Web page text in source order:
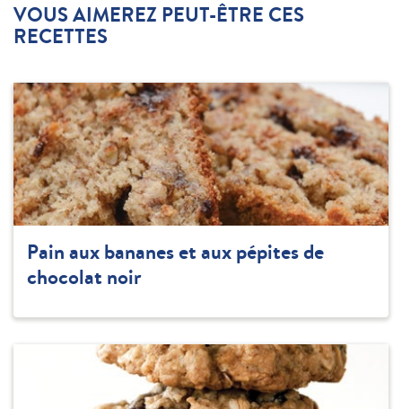
VOUS AIMEREZ PEUT-ÊTRE CES
RECETTES
Pain aux bananes et aux pépites de
chocolat noir